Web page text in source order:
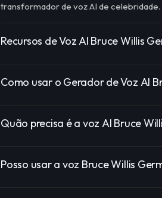
transformador de voz AI de celebridade.
Recursos de Voz AI Bruce Willis
Como usar o Gerador de Voz AI
Quão precisa é a voz AI Bruce
Posso usar a voz Bruce Willis